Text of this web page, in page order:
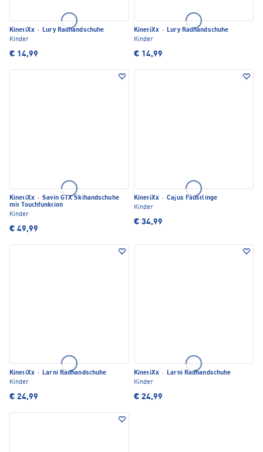
KinetiXx · Lury Radhandschuhe
Kinder
€ 14,99
KinetiXx · Lury Radhandschuhe
Kinder
€ 14,99
KinetiXx · Savin GTX Skihandschuhe
mit Touchfunktion
Kinder
€ 49,99
KinetiXx · Cajus Fäustlinge
Kinder
€ 34,99
KinetiXx · Larni Radhandschuhe
Kinder
€ 24,99
KinetiXx · Larni Radhandschuhe
Kinder
€ 24,99